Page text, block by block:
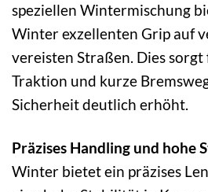
speziellen Wintermischung
Winter exzellenten Grip auf
vereisten Straßen. Dies
Traktion und kurze
Sicherheit deutlich erhöht.
Präzises Handling und hohe
Winter bietet ein präzises